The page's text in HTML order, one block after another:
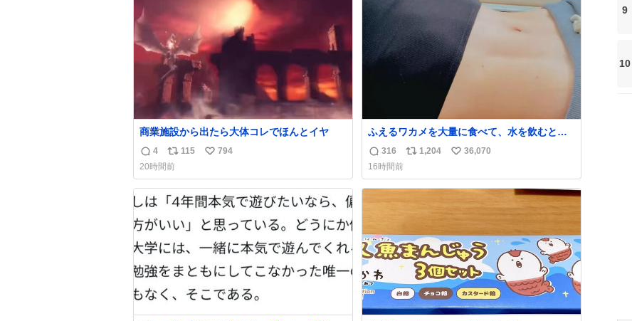
数
数
商業施設から出たら大体コレでほんとイヤ
返
信
数
4
リ
ポ
ス
ト
数
115
い
ね
数
794
20時間前
ふえるワカメを大量に食べて、水を飲むとお
なかは膨らむ・・・・！？ ⚠️よい子は絶対マ
ネしないでね⚠️ #夏休みの自由研究
返
信
数
316
リ
ス
1,204
い
ね
36,070
16時間前
9
10